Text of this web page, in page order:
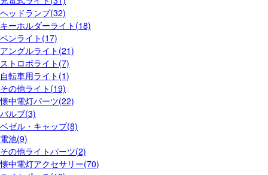
ヘッドランプ(32)
キーホルダーライト(18)
ペンライト(17)
アングルライト(21)
ストロボライト(7)
自転車用ライト(1)
その他ライト(19)
懐中電灯パーツ(22)
バルブ(3)
ベゼル・キャップ(8)
電池(9)
その他ライトパーツ(2)
懐中電灯アクセサリー(70)